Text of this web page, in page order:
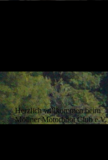
Herzlich willkommen beim
Möllner Motorboot Club e.V.